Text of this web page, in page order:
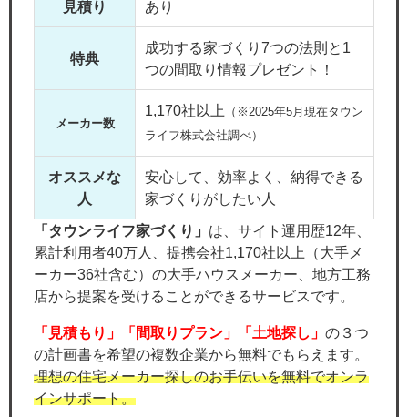
見積り あり
特典
成功する家づくり7つの法則と1
つの間取り情報プレゼント！
メーカー数
1,170社以上
（※2025年5月現在タウン
ライフ株式会社調べ）
オススメな
人
安心して、効率よく、納得できる
家づくりがしたい人
「タウンライフ家づくり」 は、サイト運用歴12年、
累計利用者40万人、提携会社1,170社以上（大手メ
ーカー36社含む）の大手ハウスメーカー、地方工務
店から提案を受けることができるサービスです。
「見積もり」「間取りプラン」「土地探し」 の３つ
の計画書を希望の複数企業から無料でもらえます。
理想の住宅メーカー探しのお手伝いを無料でオンラ
インサポート。